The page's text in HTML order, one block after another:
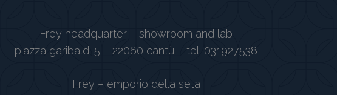
Frey headquarter – showroom and lab
piazza garibaldi 5 – 22060 cantù – tel: 031927538
Frey – emporio della seta